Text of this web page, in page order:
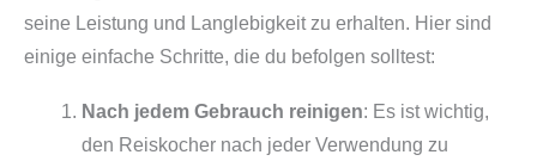
seine Leistung und Langlebigkeit zu erhalten. Hier sind
einige einfache Schritte, die du befolgen solltest:
Nach jedem Gebrauch reinigen: Es ist wichtig,
den Reiskocher nach jeder Verwendung zu